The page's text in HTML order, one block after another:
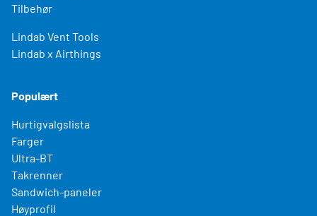
Tilbehør
Lindab Vent Tools
Lindab x Airthings
Populært
Hurtigvalgslista
Farger
Ultra-BT
Takrenner
Sandwich-paneler
Høyprofil